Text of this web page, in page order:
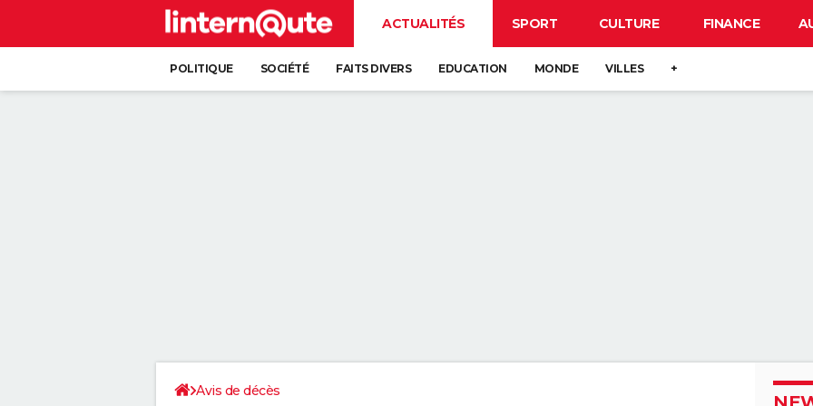
ACTUALITÉS SPORT CULTURE FINANCE
POLITIQUE SOCIÉTÉ FAITS DIVERS EDUCATION MONDE VILLES +
Avis de décès